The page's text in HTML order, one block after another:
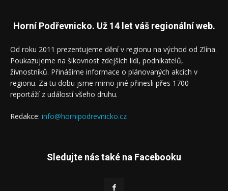
Horní Podřevnicko. Už 14 let váš regionální web.
Od roku 2011 prezentujeme dění v regionu na východ od Zlína.
Poukazujeme na šikovnost zdejších lidí, podnikatelů,
živnostníků. Přinášíme informace o plánovaných akcích v
regionu. Za tu dobu jsme mimo jiné přinesli přes 1700
reportáží z událostí všeho druhu.
Redakce: info@hornipodrevnicko.cz
Sledujte nás také na Facebooku